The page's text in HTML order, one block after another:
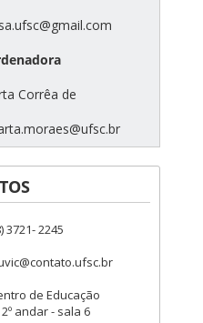
Corrêa de
3721- 2245
de Educação
andar - sala 6